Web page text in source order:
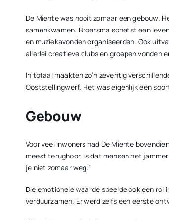
De Miente was nooit zomaar een gebouw.
samenkwamen. Broersma schetst een
en muziekavonden organiseerden. Ook
allerlei creatieve clubs en groepen vonden
In totaal maakten zo’n zeventig
Ooststellingwerf. Het was eigenlijk een
Gebouw
Voor veel inwoners had De Miente
meest terughoor, is dat mensen het
je niet zomaar weg.”
Die emotionele waarde speelde ook een
verduurzamen. Er werd zelfs een eerste